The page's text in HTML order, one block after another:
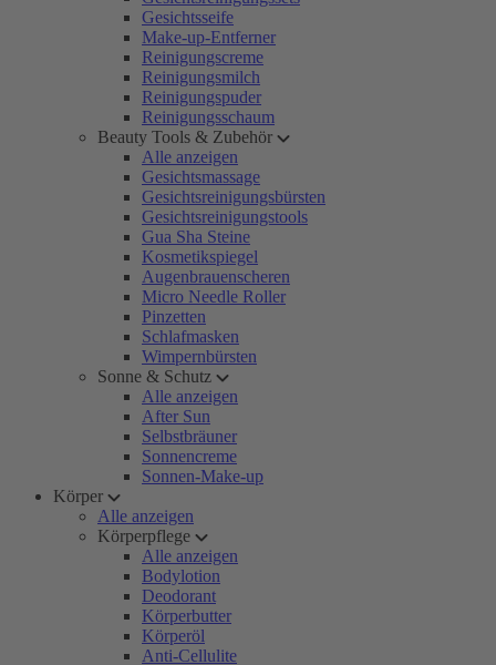
Gesichtsseife
Make-up-Entferner
Reinigungscreme
Reinigungsmilch
Reinigungspuder
Reinigungsschaum
Beauty Tools & Zubehör
Alle anzeigen
Gesichtsmassage
Gesichtsreinigungsbürsten
Gesichtsreinigungstools
Gua Sha Steine
Kosmetikspiegel
Augenbrauenscheren
Micro Needle Roller
Pinzetten
Schlafmasken
Wimpernbürsten
Sonne & Schutz
Alle anzeigen
After Sun
Selbstbräuner
Sonnencreme
Sonnen-Make-up
Körper
Alle anzeigen
Körperpflege
Alle anzeigen
Bodylotion
Deodorant
Körperbutter
Körperöl
Anti-Cellulite